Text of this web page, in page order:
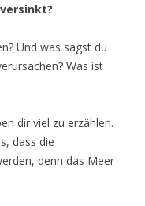
Und was sagst du
Was ist
dir viel zu erzählen.
dass die
denn das Meer